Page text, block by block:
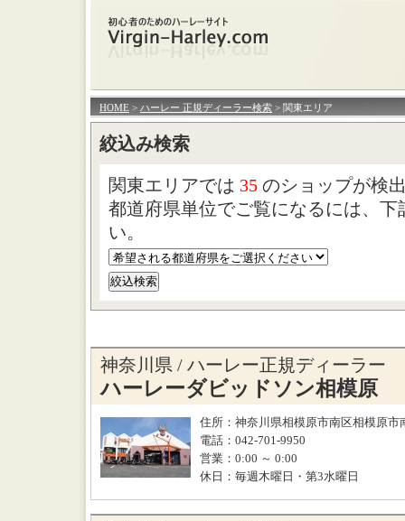
HOME > ハーレー 正規ディーラー検索 > 関東エリア
絞込み検索
関東エリアでは 35 のショップが検
都道府県単位でご覧になるには、
い。
神奈川県 / ハーレー正規ディーラー
ハーレーダビッドソン相模原
住所：神奈川県相模原市南区相模原市
電話：042-701-9950
営業：0:00 ～ 0:00
休日：毎週木曜日・第3水曜日